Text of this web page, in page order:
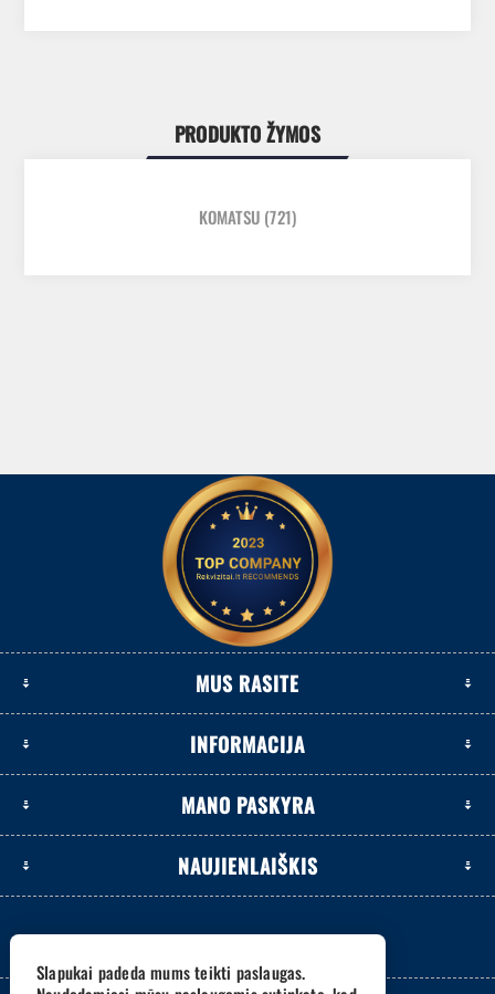
PRODUKTO ŽYMOS
KOMATSU (721)
MUS RASITE
INFORMACIJA
MANO PASKYRA
NAUJIENLAIŠKIS
Slapukai padeda mums teikti paslaugas.